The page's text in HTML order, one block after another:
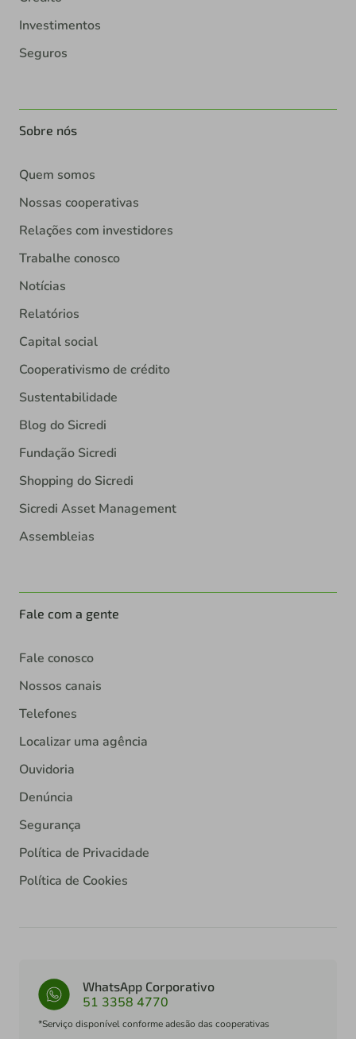
Investimentos
Seguros
Sobre nós
Quem somos
Nossas cooperativas
Relações com investidores
Trabalhe conosco
Notícias
Relatórios
Capital social
Cooperativismo de crédito
Sustentabilidade
Blog do Sicredi
Fundação Sicredi
Shopping do Sicredi
Sicredi Asset Management
Assembleias
Fale com a gente
Fale conosco
Nossos canais
Telefones
Localizar uma agência
Ouvidoria
Denúncia
Segurança
Política de Privacidade
Política de Cookies
WhatsApp Corporativo
51 3358 4770
*Serviço disponível conforme adesão das cooperativas